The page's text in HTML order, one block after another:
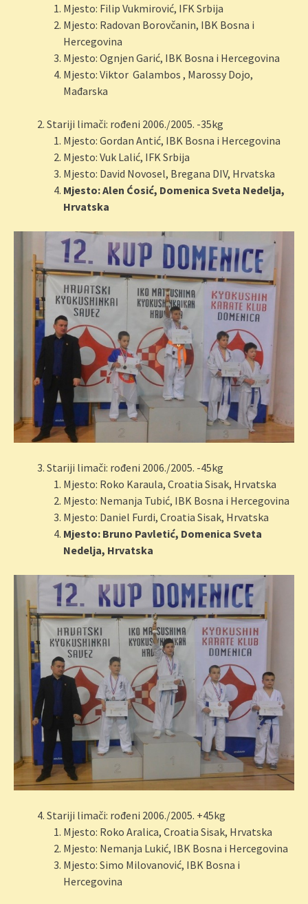
Mjesto: Filip Vukmirović, IFK Srbija
Mjesto: Radovan Borovčanin, IBK Bosna i
Hercegovina
Mjesto: Ognjen Garić, IBK Bosna i Hercegovina
Mjesto: Viktor Galambos , Marossy Dojo,
Mađarska
Stariji limači: rođeni 2006./2005. -35kg
Mjesto: Gordan Antić, IBK Bosna i Hercegovina
Mjesto: Vuk Lalić, IFK Srbija
Mjesto: David Novosel, Bregana DIV, Hrvatska
Mjesto: Alen Ćosić, Domenica Sveta Nedelja,
Hrvatska
Stariji limači: rođeni 2006./2005. -45kg
Mjesto: Roko Karaula, Croatia Sisak, Hrvatska
Mjesto: Nemanja Tubić, IBK Bosna i Hercegovina
Mjesto: Daniel Furdi, Croatia Sisak, Hrvatska
Mjesto: Bruno Pavletić, Domenica Sveta
Nedelja, Hrvatska
Stariji limači: rođeni 2006./2005. +45kg
Mjesto: Roko Aralica, Croatia Sisak, Hrvatska
Mjesto: Nemanja Lukić, IBK Bosna i Hercegovina
Mjesto: Simo Milovanović, IBK Bosna i
Hercegovina